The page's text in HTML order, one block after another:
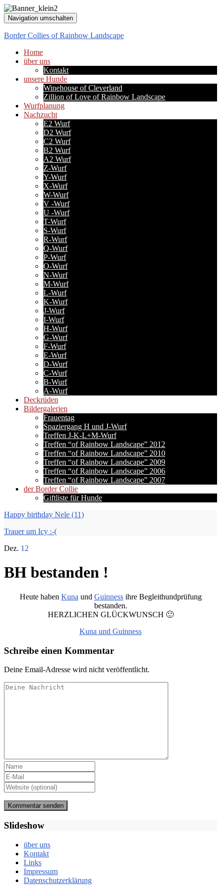
Navigation umschalten
Border Collies of Rainbow Landscape
Home
über uns
Kontakt
unsere Hunde
Winehouse of Cleverland
Zillion of Love of Rainbow Landscape
Wurfplanung
Nachzucht
E2 Wurf
D2 Wurf
C2 Wurf
B2 Wurf
A2 Wurf
Z-Wurf
Y-Wurf
X-Wurf
W-Wurf
V -Wurf
U -Wurf
T-Wurf
S-Wurf
R-Wurf
Q-Wurf
P-Wurf
O-Wurf
N-Wurf
M-Wurf
L-Wurf
K-Wurf
J-Wurf
I-Wurf
H-Wurf
G-Wurf
F-Wurf
E-Wurf
D-Wurf
C-Wurf
B-Wurf
A-Wurf
Deckrüden
Bildergalerien
Frauentag
Spaziergang H und J-Wurf
Treffen J-K-L+M-Wurf
Treffen “of Rainbow Landscape” 2012
Treffen “of Rainbow Landscape” 2010
Treffen “of Rainbow Landscape” 2009
Treffen “of Rainbow Landscape” 2006
Treffen “of Rainbow Landscape” 2007
der Border Collie
Giftliste für Hunde
Happy birthday Nele (11)
Trauer um Icy :-(
Dez. 12
BH bestanden !
Heute haben Kuna und Guinnessihre Begleithundprüfung
bestanden.
HERZLICHEN GLÜCKWUNSCH 🙂
Kuna und Guinness
Schreibe einen Kommentar
Deine Email-Adresse wird nicht veröffentlicht.
Slideshow
über uns
Kontakt
Links
Impressum
Datenschutzerklärung